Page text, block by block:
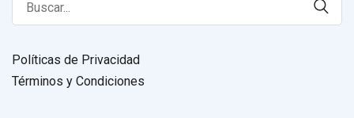
for:
Políticas de Privacidad
Términos y Condiciones